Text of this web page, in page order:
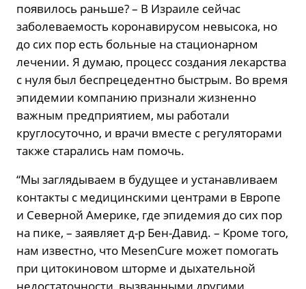
появилось раньше? – В Израиле сейчас
заболеваемость коронавирусом невысока, но
до сих пор есть больные на стационарном
лечении. Я думаю, процесс создания лекарства
с нуля был беспрецедентно быстрым. Во время
эпидемии компанию признали жизненно
важным предприятием, мы работали
круглосуточно, и врачи вместе с регуляторами
также старались нам помочь.
“Мы заглядываем в будущее и устанавливаем
контакты с медицинскими центрами в Европе
и Северной Америке, где эпидемия до сих пор
на пике, – заявляет д-р Бен-Давид. – Кроме того,
нам известно, что MesenCure может помогать
при цитокиновом шторме и дыхательной